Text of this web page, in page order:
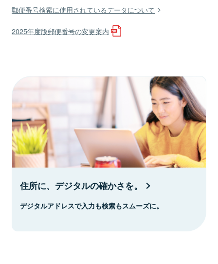
郵便番号検索に使用されているデータについて
2025年度版郵便番号の変更案内
住所に、デジタルの確かさを。
デジタルアドレスで入力も検索もスムーズに。